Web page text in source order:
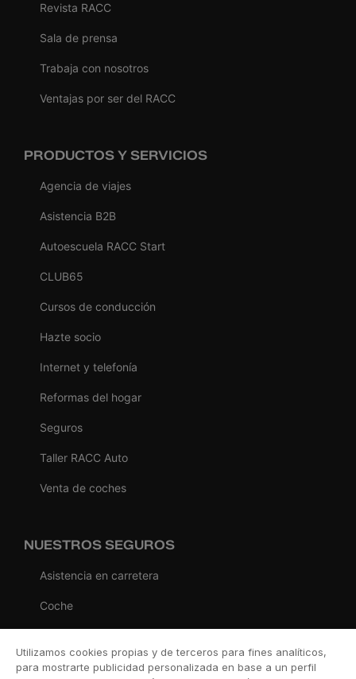
Revista RACC
Sala de prensa
Trabaja con nosotros
Ventajas por ser del RACC
PRODUCTOS Y SERVICIOS
Agencia de viajes
Asistencia B2B
Autoescuela RACC Start
CLUB65
Cursos de conducción
Hazte socio
Internet y telefonía
Reformas del hogar
Seguros
Taller RACC Auto
Venta de coches
NUESTROS SEGUROS
Asistencia en carretera
Coche
Viaje
Utilizamos cookies propias y de terceros para fines analíticos,
para mostrarte publicidad personalizada en base a un perfil